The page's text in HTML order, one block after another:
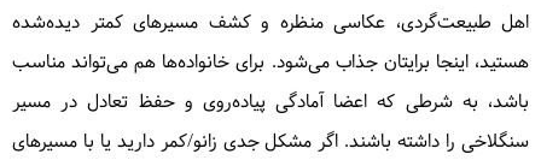
اهل طبیعت‌گردی، عکاسی منظره و کشف مسیرهای کمتر دیده‌شده
هستید، اینجا برایتان جذاب می‌شود. برای خانواده‌ها هم می‌تواند مناسب
باشد، به شرطی که اعضا آمادگی پیاده‌روی و حفظ تعادل در مسیر
سنگلاخی را داشته باشند. اگر مشکل جدی زانو/کمر دارید یا با مسیرهای